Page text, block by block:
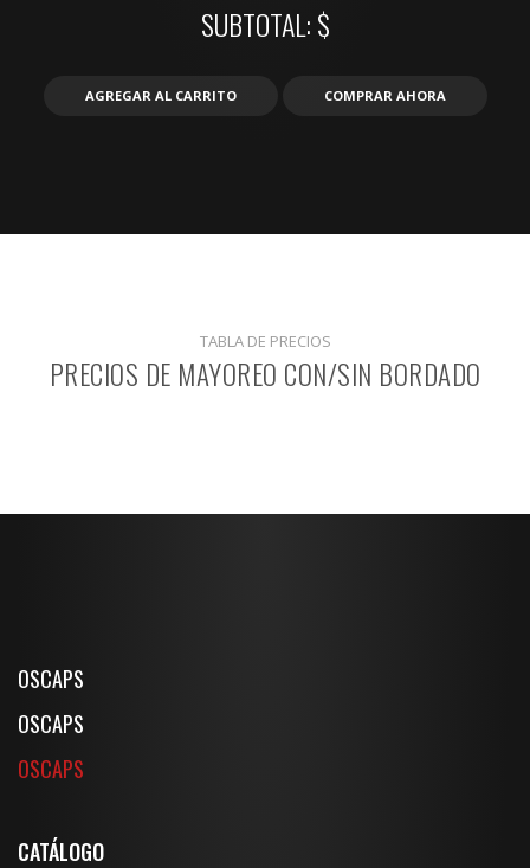
SUBTOTAL: $
AGREGAR AL CARRITO COMPRAR AHORA
TABLA DE PRECIOS
PRECIOS DE MAYOREO CON/SIN BORDADO
OSCAPS
OSCAPS
OSCAPS
CATÁLOGO